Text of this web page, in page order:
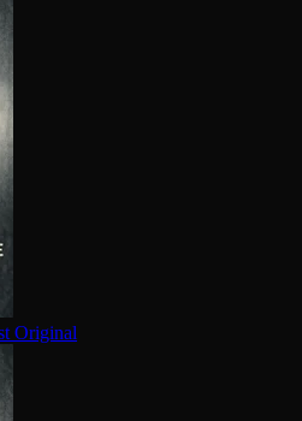
Original